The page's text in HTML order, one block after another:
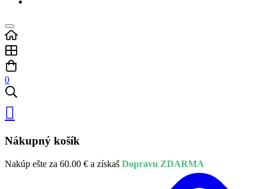
0
Nákupný košík
Nakúp ešte za 60.00 € a získaš Dopravu ZDARMA